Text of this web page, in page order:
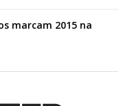
marcam 2015 na